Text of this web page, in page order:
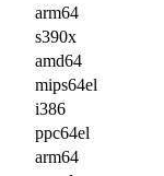
arm64
s390x
amd64
mips64el
i386
ppc64el
arm64